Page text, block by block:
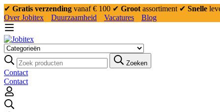
✔ Gratis verzending vanaf € 100 ✔ Groot assortiment ✔ Snelle
Over Jobitex
Duurzaamheid Vacatures Blog
Zoeken:
Zoeken
Contact
Contact